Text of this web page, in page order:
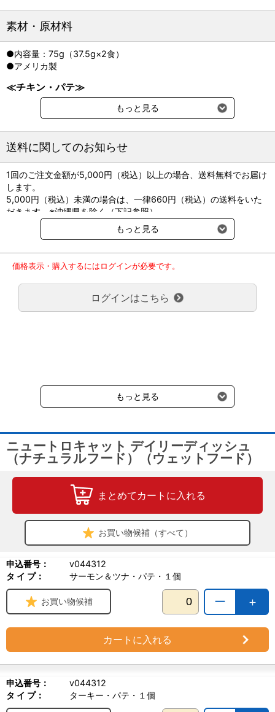
●水分補給をサポート
毎日の食事から水分を摂れるため、下部尿路の健康維持に配慮でき
ます。
カロリーを控えつつ必要な栄養素を摂れるため、体重管理にもおす
●皮膚被毛に配慮
必須脂肪酸を摂取でき、皮膚と被毛の健康維持をサポートします。
●小分けで新鮮
毎食食べ切りやすい小分けパックで、いつでも新鮮に与えられま
す。
●パテタイプ
総合栄養食のウェットフードから栄養を摂取する場合、製品全体を
食べさせることが必要です。
だけ、具だけなど）を食べることがあります。
に偏りが生じません。
また、パテタイプは舌ですくって食べやすいため、シニア猫にも最
適です。
猫に適したバランスの良い総合栄養食の基準を満たすことが証明さ
本品は、AAFCO（欧米飼料検査官協会）規定の分析試験により、愛
猫の健康維持に適したバランスの良い総合栄養食であることが証明
されています。
愛猫の年齢・体重・活動量・体調に合わせて、1日の給与量を数回に
分けて与えてください。
ウェットフードのみで与える場合も、必要量を目安に調整してくだ
さい。
新鮮な水をいつでも飲めるようにしてください。
【推奨種】
全猫種
・本品は猫用フードです。猫以外には与えないでください。
・開封時に中身が飛び散らないようご注意ください。
・食物アレルギーがある場合は、原材料を必ず確認してから与えて
ください。
・給与量は目安です。愛猫の体重、活動量、体調、便の状態に合わ
素材・原材料
●内容量：75g（37.5g×2食）
●アメリカ製
≪チキン・パテ≫
チキン、鶏レバー、肉エキス、フィッシュオイル、ビタミ
ン類、ミネラル類、アミノ酸類、増粘安定剤（グァーガ
粗繊維
1%以下 粗灰分
3%以下
水分
78%以下
カルシウム
リン
マグネシウム
カロリー約43kcal/1トレイ
≪サーモン＆ツナ・パテ≫
サーモン、チキン、鶏レバー、ツナ、肉エキス、フィッシ
ュオイル、ビタミン類、ミネラル類、アミノ酸類、増粘多
糖類
粗タンパク質
粗脂肪
粗繊維
粗灰分
水分
78%以下
カルシウム
カロリー約43kcal/1トレイ
≪ターキー・パテ≫
ターキー、鶏レバー、チキン、肉エキス、フィッシュオイ
ル、ビタミン類、ミネラル類、アミノ酸類、増粘安定剤
（グアーガム）
サーモン、チキン、鶏レバー、肉エキス、フィッシュオイ
ル、ビタミン類、ミネラル類、アミノ酸類、増粘多糖類
粗タンパク質11.5％以上 粗脂肪
4.5％以上
水分
78％以下
カルシウム
マグネシウム
カロリー約37kcal/１トレイ
・総合栄養食です
もっと見る
送料に関してのお知らせ
1回のご注文金額が5,000円（税込）以上の場合、送料無料でお届け
します。
5,000円（税込）未満の場合は、一律660円（税込）の送料をいた
だきます。※沖縄県を除く（下記参照）
※2017年11月14日（火）より沖縄県へのお届けにつきましては、1
回のご注文金額（税込）が、30,000円以上で配送無料となります。
ご了承のほどよろしくお願い致します。
弊社都合でお届けが２回以上に分かれる場合の送料負担は、１回分
のみで新たな送料は発生しません。
大型商品送料が必要な商品をご注文の場合は、大型商品送料のみご
負担頂きます。
受けます。
もっと見る
価格表示・購入するにはログインが必要です。
ログインはこちら
もっと見る
ニュートロキャット デイリーディッシュ
（ナチュラルフード）（ウェットフード）
まとめてカートに入れる
お買い物候補（すべて）
申込番号：
v044312
タ イ プ：
サーモン＆ツナ・パテ・１個
＋
ー
お買い物候補
カートに入れる
申込番号：
v044312
タ イ プ：
ターキー・パテ・１個